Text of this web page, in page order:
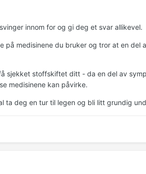
innom for og gi deg et svar allikevel.
på medisinene du bruker og tror at en del
sjekket stoffskiftet ditt - da en del av
medisinene kan påvirke.
ta deg en tur til legen og bli litt grundig